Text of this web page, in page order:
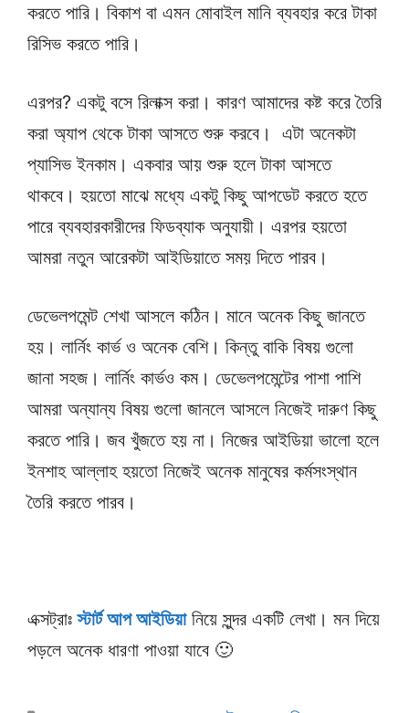
করতে পারি। বিকাশ বা এমন মোবাইল মানি ব্যবহার করে টাকা
রিসিভ করতে পারি।
এরপর? একটু বসে রিলাক্স করা। কারণ আমাদের কষ্ট করে তৈরি
করা অ্যাপ থেকে টাকা আসতে শুরু করবে। এটা অনেকটা
প্যাসিভ ইনকাম। একবার আয় শুরু হলে টাকা আসতে
থাকবে। হয়তো মাঝে মধ্যে একটু কিছু আপডেট করতে হতে
পারে ব্যবহারকারীদের ফিডব্যাক অনুযায়ী। এরপর হয়তো
আমরা নতুন আরেকটা আইডিয়াতে সময় দিতে পারব।
ডেভেলপমেন্ট শেখা আসলে কঠিন। মানে অনেক কিছু জানতে
হয়। লার্নিং কার্ভ ও অনেক বেশি। কিন্তু বাকি বিষয় গুলো
জানা সহজ। লার্নিং কার্ভও কম। ডেভেলপমেন্টের পাশা পাশি
আমরা অন্যান্য বিষয় গুলো জানলে আসলে নিজেই দারুণ কিছু
করতে পারি। জব খুঁজতে হয় না। নিজের আইডিয়া ভালো হলে
ইনশাহ আল্লাহ হয়তো নিজেই অনেক মানুষের কর্মসংস্থান
তৈরি করতে পারব।
এক্সট্রাঃস্টার্ট আপ আইডিয়ানিয়ে সুন্দর একটি লেখা। মন দিয়ে
পড়লে অনেক ধারণা পাওয়া যাবে 🙂